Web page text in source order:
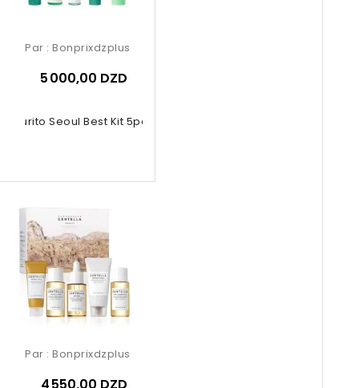
Purito Seoul Best Kit 5pcs
Par : Bonprixdzplus
5 000,00 DZD
Par : Bonprixdzplus